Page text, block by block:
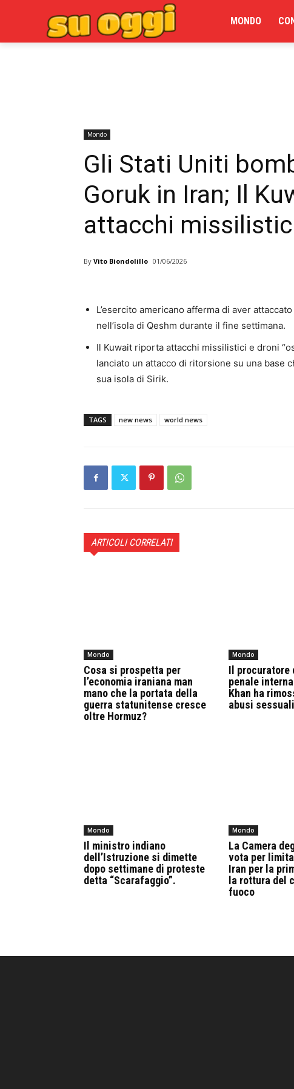
MONDO
Mondo
Gli Stati Uniti
Goruk in Iran; Il
attacchi
By Vito Biondolillo 01/06/2026
L’esercito americano afferma di aver
nell’isola di Qeshm durante il fine settimana.
Il Kuwait riporta attacchi missilistici e droni
lanciato un attacco di ritorsione su una base
sua isola di Sirik.
TAGS new news world news
ARTICOLI CORRELATI
Mondo
Cosa si prospetta per
l’economia iraniana man
mano che la portata della
guerra statunitense cresce
oltre Hormuz?
Mondo
Il procuratore
penale
Khan ha
abusi
Mondo
Il ministro indiano
dell’Istruzione si dimette
dopo settimane di proteste
detta “Scarafaggio”.
Mondo
La Camera
vota per
Iran per la
la rottura del
fuoco